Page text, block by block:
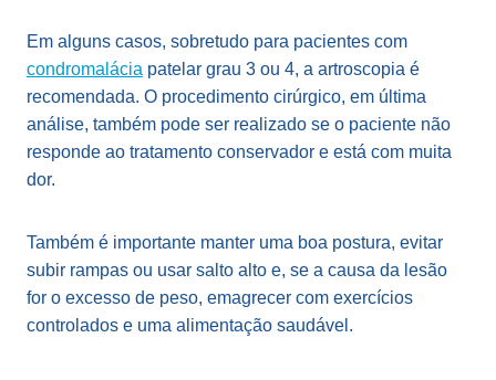
Em alguns casos, sobretudo para pacientes com
condromalácia patelar grau 3 ou 4, a artroscopia é
recomendada. O procedimento cirúrgico, em última
análise, também pode ser realizado se o paciente não
responde ao tratamento conservador e está com muita
dor.
Também é importante manter uma boa postura, evitar
subir rampas ou usar salto alto e, se a causa da lesão
for o excesso de peso, emagrecer com exercícios
controlados e uma alimentação saudável.